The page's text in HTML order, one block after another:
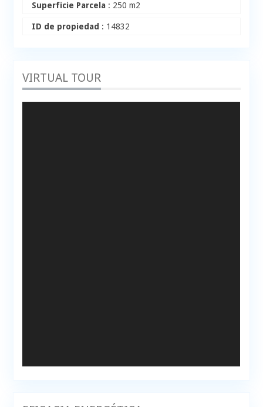
Superficie Parcela : 250 m2
ID de propiedad : 14832
VIRTUAL TOUR